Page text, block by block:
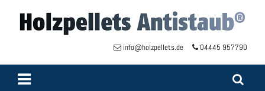
 info@holzpellets.de  04445 957790